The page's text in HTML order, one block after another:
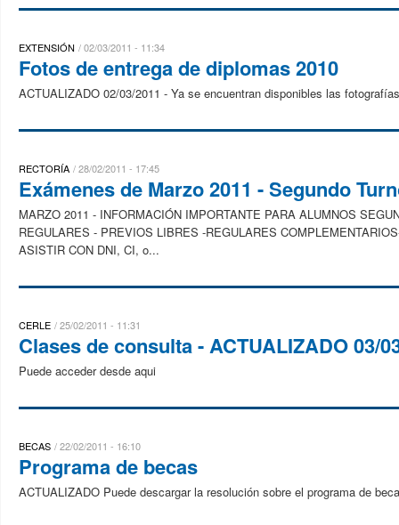
EXTENSIÓN 02/03/2011 - 11:34
Fotos de entrega de diplomas 2010
ACTUALIZADO 02/03/2011 - Ya se encuentran disponibles las
RECTORÍA 28/02/2011 - 17:45
Exámenes de Marzo 2011 - Segundo
MARZO 2011 - INFORMACIÓN IMPORTANTE PARA ALUMNOS
REGULARES - PREVIOS LIBRES -REGULARES
ASISTIR CON DNI, CI, o...
CERLE 25/02/2011 - 11:31
Clases de consulta - ACTUALIZADO 03/
Puede acceder desde aqui
BECAS 22/02/2011 - 16:10
Programa de becas
ACTUALIZADO Puede descargar la resolución sobre el programa de